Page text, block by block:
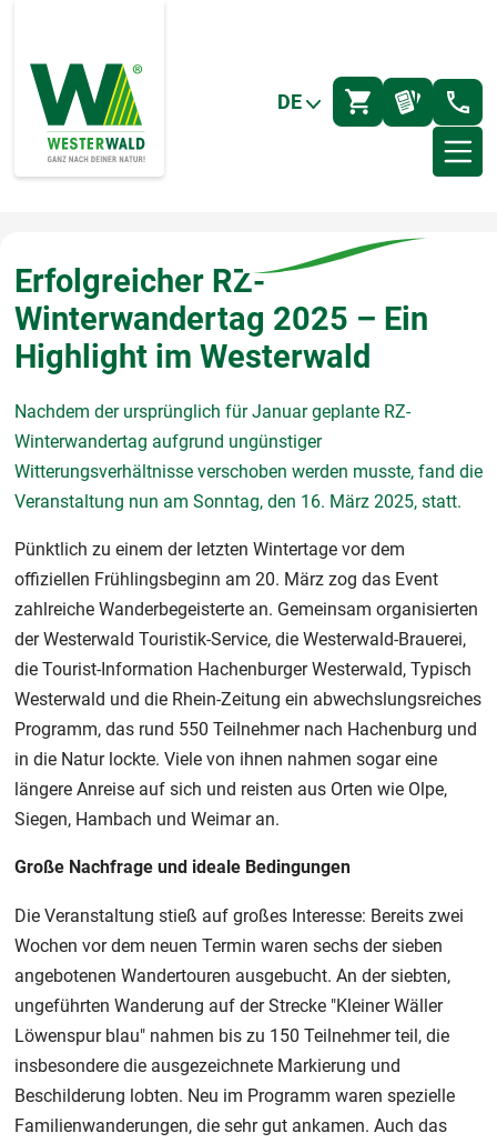
DE
Erfolgreicher RZ-
Winterwandertag 2025 – Ein
Highlight im Westerwald
Nachdem der ursprünglich für Januar geplante RZ-
Winterwandertag aufgrund ungünstiger
Witterungsverhältnisse verschoben werden musste, fand die
Veranstaltung nun am Sonntag, den 16. März 2025, statt.
Pünktlich zu einem der letzten Wintertage vor dem
offiziellen Frühlingsbeginn am 20. März zog das Event
zahlreiche Wanderbegeisterte an. Gemeinsam organisierten
der Westerwald Touristik-Service, die Westerwald-Brauerei,
die Tourist-Information Hachenburger Westerwald, Typisch
Westerwald und die Rhein-Zeitung ein abwechslungsreiches
Programm, das rund 550 Teilnehmer nach Hachenburg und
in die Natur lockte. Viele von ihnen nahmen sogar eine
längere Anreise auf sich und reisten aus Orten wie Olpe,
Siegen, Hambach und Weimar an.
Große Nachfrage und ideale Bedingungen
Die Veranstaltung stieß auf großes Interesse: Bereits zwei
Wochen vor dem neuen Termin waren sechs der sieben
angebotenen Wandertouren ausgebucht. An der siebten,
ungeführten Wanderung auf der Strecke "Kleiner Wäller
Löwenspur blau" nahmen bis zu 150 Teilnehmer teil, die
insbesondere die ausgezeichnete Markierung und
Beschilderung lobten. Neu im Programm waren spezielle
Familienwanderungen, die sehr gut ankamen. Auch das